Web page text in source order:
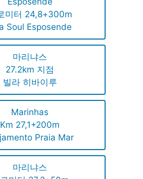
미터 24,8+300m
Soul Esposende
마리냐스
27.2km 지점
빌라 히바이루
Marinhas
Km 27,1+200m
Praia Mar
마리냐스